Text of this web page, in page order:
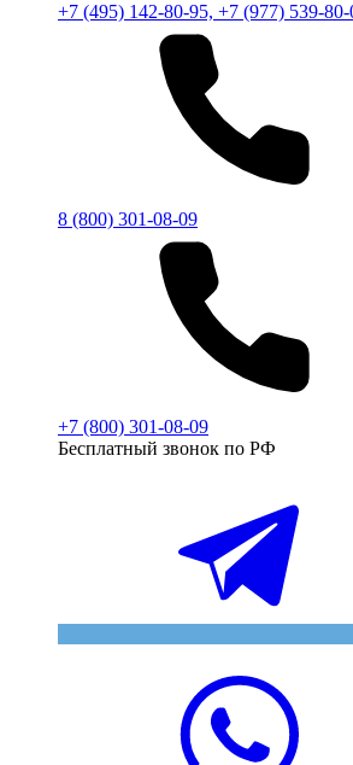
+7 (495) 142-80-95, +7 (977) 539-80-
8 (800) 301-08-09
+7 (800) 301-08-09
Бесплатный звонок по РФ